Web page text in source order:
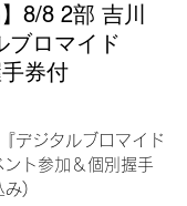
8/8 2部 吉川
ブロマイド
券付
デジタルブロマイド
ト参加＆個別握手
み)